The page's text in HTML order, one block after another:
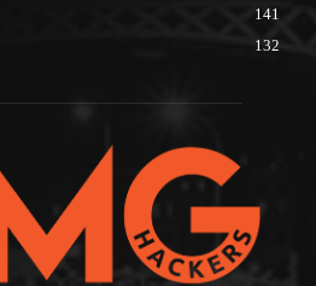
141
132